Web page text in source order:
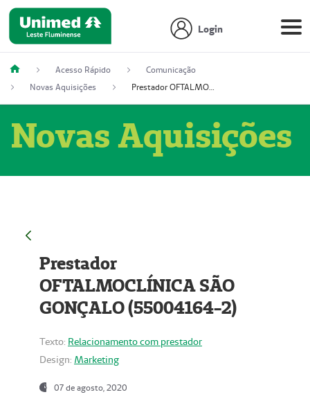
Login
Acesso Rápido
Comunicação
Novas Aquisições
Prestador OFTALMOCLÍNICA SÃO GONÇALO (55004164-2)
Novas Aquisições
Prestador
OFTALMOCLÍNICA SÃO
GONÇALO (55004164-2)
Texto: Relacionamento com prestador
Design: Marketing
07 de agosto, 2020